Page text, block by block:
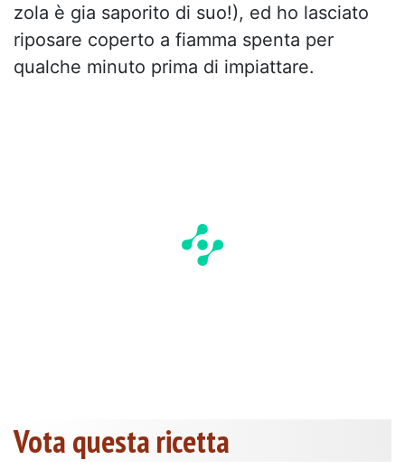
zola è gia saporito di suo!), ed ho lasciato
riposare coperto a fiamma spenta per
qualche minuto prima di impiattare.
Vota questa ricetta